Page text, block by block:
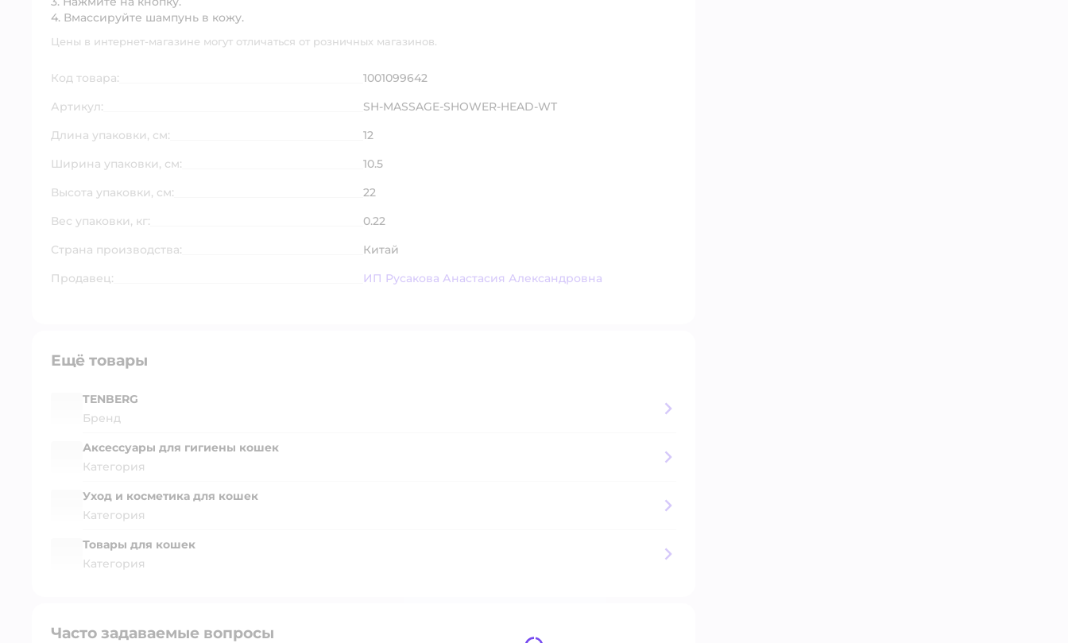
4. Вмассируйте шампунь в кожу.
Цены в интернет-магазине могут отличаться от розничных магазинов.
Код товара:
1001099642
Артикул:
SH-MASSAGE-SHOWER-HEAD-WT
Длина упаковки, см:
12
Ширина упаковки, см:
10.5
Высота упаковки, см:
22
Вес упаковки, кг:
0.22
Страна производства:
Китай
Продавец:
ИП Русакова Анастасия Александровна
Ещё товары
TENBERG
Бренд
Аксессуары для гигиены кошек
Категория
Уход и косметика для кошек
Категория
Товары для кошек
Категория
Часто задаваемые вопросы